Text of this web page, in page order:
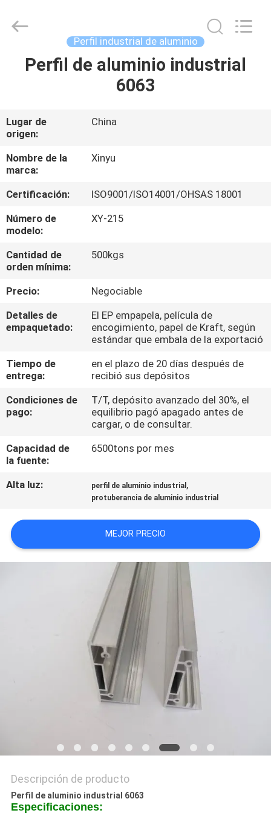
HOGAR
VR
SHOW
SOBRE
NOSOTROS
VIAJE
LA
FÁBRICA
CONTROL
DE
CALIDAD
ÉNTRENOS
EN
CONTACTO
NOTICIAS
PRIVACY
POLICY
INDUSTRY.
Perfil industrial de aluminio
Perfil de aluminio industrial
6063
Lugar de
origen:
China
Nombre de la
marca:
Xinyu
Certificación:
ISO9001/ISO14001/OHSAS 18001
Número de
modelo:
XY-215
Cantidad de
orden mínima:
500kgs
Precio:
Negociable
Detalles de
empaquetado:
El EP empapela, película de
encogimiento, papel de Kraft, según
estándar que embala de la exportació
Tiempo de
entrega:
en el plazo de 20 días después de
recibió sus depósitos
Condiciones de
pago:
T/T, depósito avanzado del 30%, el
equilibrio pagó apagado antes de
cargar, o de consultar.
Capacidad de
la fuente:
6500tons por mes
Alta luz: perfil de aluminio industrial ,
protuberancia de aluminio industrial
MEJOR PRECIO
Descripción de producto
Perfil de aluminio industrial 6063
Especificaciones: